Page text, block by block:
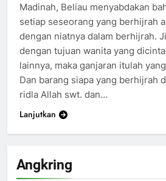
Angkring
Madinah, Beliau menyabdakan
setiap seseorang yang berhijrah
dengan niatnya dalam berhijrah.
dengan tujuan wanita yang
lainnya, maka ganjaran itulah
Dan barang siapa yang berhijrah
ridla Allah swt. dan…
Lanjutkan